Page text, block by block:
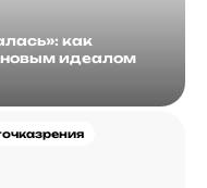
как
новым идеалом